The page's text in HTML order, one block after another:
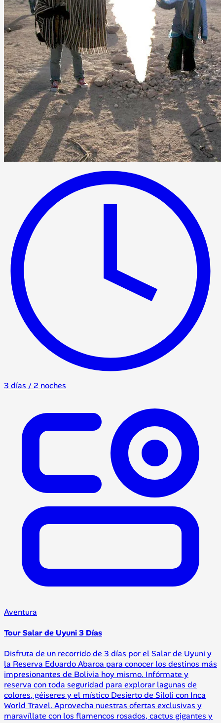
3 días / 2 noches
Aventura
Tour Salar de Uyuni 3 Días
Disfruta de un recorrido de 3 días por el Salar de Uyuni y
la Reserva Eduardo Abaroa para conocer los destinos más
impresionantes de Bolivia hoy mismo. Infórmate y
reserva con toda seguridad para explorar lagunas de
colores, géiseres y el místico Desierto de Siloli con Inca
World Travel. Aprovecha nuestras ofertas exclusivas y
maravíllate con los flamencos rosados, cactus gigantes y